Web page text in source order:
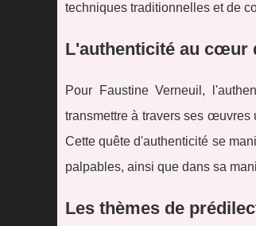
techniques traditionnelles et de
L'authenticité au cœur
Pour Faustine Verneuil,
transmettre à travers ses œuvres
Cette quête d'authenticité se
palpables, ainsi que dans sa
Les thèmes de